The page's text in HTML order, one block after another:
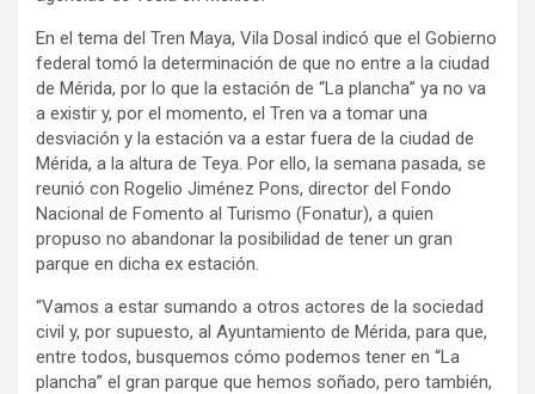
En el tema del Tren Maya, Vila Dosal indicó que el Gobierno
federal tomó la determinación de que no entre a la ciudad
de Mérida, por lo que la estación de “La plancha” ya no va
a existir y, por el momento, el Tren va a tomar una
desviación y la estación va a estar fuera de la ciudad de
Mérida, a la altura de Teya. Por ello, la semana pasada, se
reunió con Rogelio Jiménez Pons, director del Fondo
Nacional de Fomento al Turismo (Fonatur), a quien
propuso no abandonar la posibilidad de tener un gran
parque en dicha ex estación.
“Vamos a estar sumando a otros actores de la sociedad
civil y, por supuesto, al Ayuntamiento de Mérida, para que,
entre todos, busquemos cómo podemos tener en “La
plancha” el gran parque que hemos soñado, pero también,